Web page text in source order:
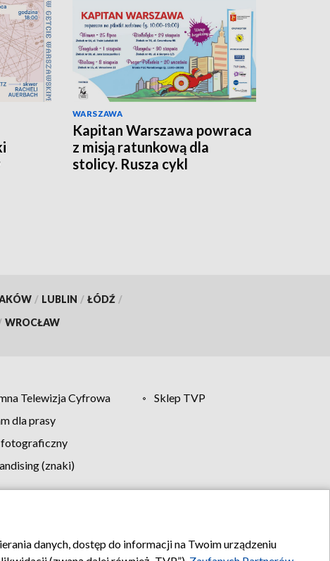
WARSZAWA
Kapitan Warszawa powraca
z misją ratunkową dla
stolicy. Rusza cykl
/ LUBLIN / ŁÓDŹ /
WROCŁAW
Telewizja Cyfrowa
Sklep TVP
dla prasy
fotograficzny
(znaki)
Kontakt
danych, dostęp do informacji na Twoim urządzeniu